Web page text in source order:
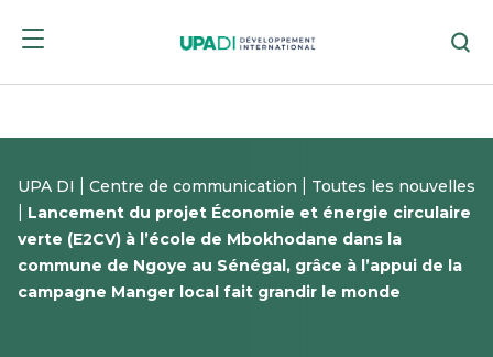
au
au
UPA DI Centre de communication Toutes les nouvelles
Lancement du projet Économie et énergie circulaire
verte (E2CV) à l’école de Mbokhodane dans la
commune de Ngoye au Sénégal, grâce à l’appui de la
campagne Manger local fait grandir le monde